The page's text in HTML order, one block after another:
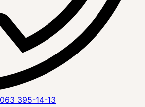
063 395-14-13